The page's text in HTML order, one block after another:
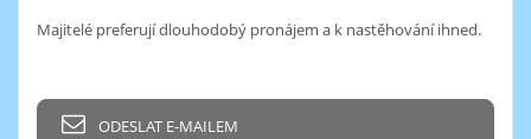
Majitelé preferují dlouhodobý pronájem a k nastěhování ihned.
ODESLAT E-MAILEM